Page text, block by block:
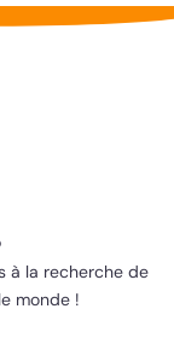
à la recherche de
monde !